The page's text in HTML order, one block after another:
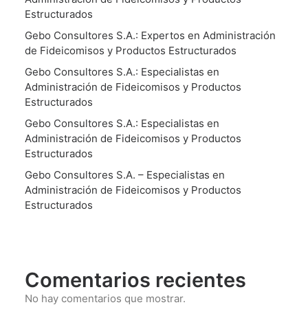
Estructurados
Gebo Consultores S.A.: Expertos en Administración
de Fideicomisos y Productos Estructurados
Gebo Consultores S.A.: Especialistas en
Administración de Fideicomisos y Productos
Estructurados
Gebo Consultores S.A.: Especialistas en
Administración de Fideicomisos y Productos
Estructurados
Gebo Consultores S.A. – Especialistas en
Administración de Fideicomisos y Productos
Estructurados
Comentarios recientes
No hay comentarios que mostrar.